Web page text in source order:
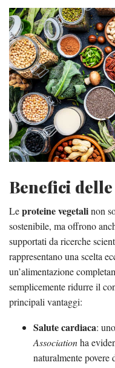
Benefici
Leproteine vegetalinon
sostenibile, ma offrono
supportati da ricerche
rappresentano una scelta
un’alimentazione
semplicemente ridurre il
principali vantaggi:
Salute cardiaca: uno
Associationha
naturalmente povere